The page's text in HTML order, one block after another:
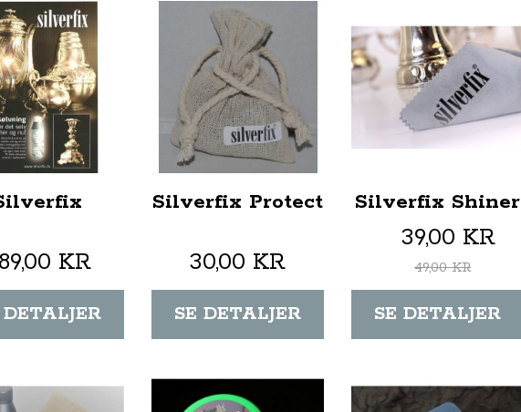
KR
DETALJER
Silverfix Protect
30,00 KR
SE DETALJER
Silverfix Shiner
39,00 KR
49,00 KR
SE DETALJER